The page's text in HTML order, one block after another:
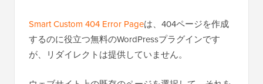
Smart Custom 404 Error Pageは、404ページを作成
するのに役立つ無料のWordPressプラグインです
が、リダイレクトは提供していません。